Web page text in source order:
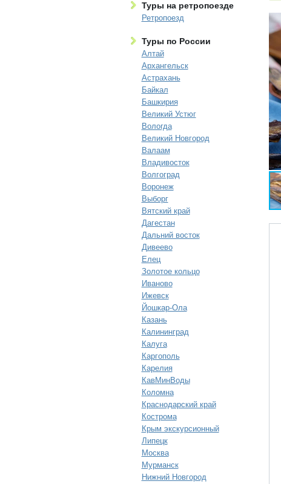
Туры на ретропоезде
Ретропоезд
Туры по России
Алтай
Архангельск
Астрахань
Байкал
Башкирия
Великий Устюг
Вологда
Великий Новгород
Валаам
Владивосток
Волгоград
Воронеж
Выборг
Вятский край
Дагестан
Дальний восток
Дивеево
Елец
Золотое кольцо
Иваново
Ижевск
Йошкар-Ола
Казань
Калининград
Калуга
Каргополь
Карелия
КавМинВоды
Коломна
Краснодарский край
Кострома
Крым экскурсионный
Липецк
Москва
Мурманск
Нижний Новгород